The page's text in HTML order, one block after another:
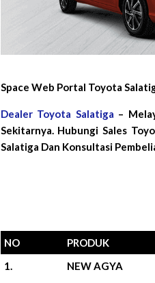
Space Web Portal Toyota
Dealer Toyota Salatiga –
Sekitarnya. Hubungi Sales
Salatiga Dan Konsultasi
NO PRODUK
1.
NEW AGYA